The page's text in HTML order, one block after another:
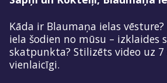
Kāda ir Blaumaņa ielas
iela šodien no mūsu – izklaides
skatpunkta? Stilizēts video uz 7
vienlaicīgi.